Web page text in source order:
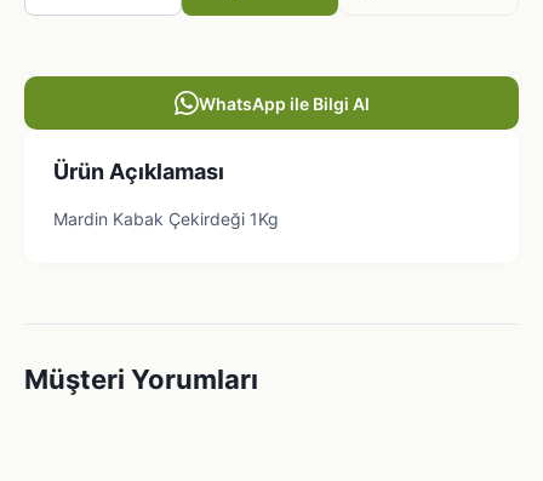
WhatsApp ile Bilgi Al
Ürün Açıklaması
Mardin Kabak Çekirdeği 1Kg
Müşteri Yorumları